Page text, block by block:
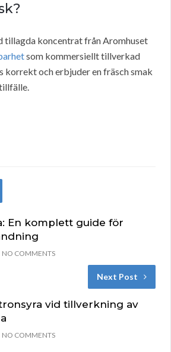
tillagda koncentrat från Aromhuset
som kommersiellt tillverkad
korrekt och erbjuder en fräsch smak
En komplett guide för
NO COMMENTS
Next Post
vid tillverkning av
NO COMMENTS